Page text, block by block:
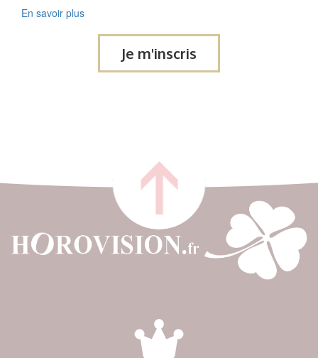
En savoir plus
Je m'inscris